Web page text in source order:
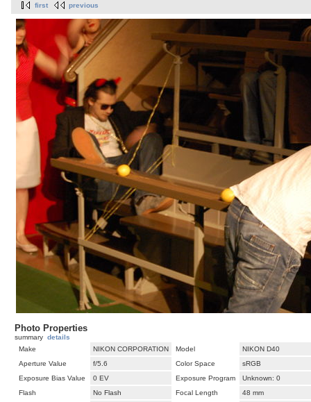
first previous
Photo Properties
summary details
Make
NIKON CORPORATION Model
NIKON D40
Aperture Value
f/5.6 Color Space
sRGB
Exposure Bias Value
0 EV Exposure Program
Unknown: 0
Flash
No Flash Focal Length
48 mm